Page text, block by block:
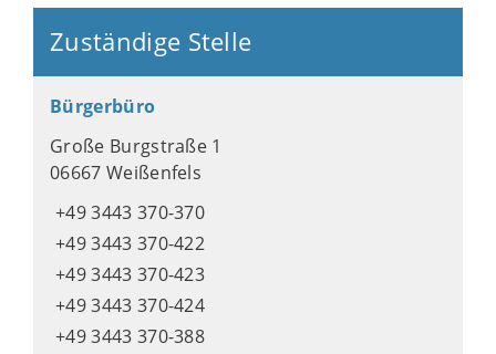
Zuständige Stelle
Bürgerbüro
Große Burgstraße 1
06667 Weißenfels
+49 3443 370-370
+49 3443 370-422
+49 3443 370-423
+49 3443 370-424
+49 3443 370-388